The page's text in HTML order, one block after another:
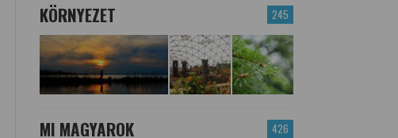
245
KÖRNYEZET
426
MI MAGYAROK